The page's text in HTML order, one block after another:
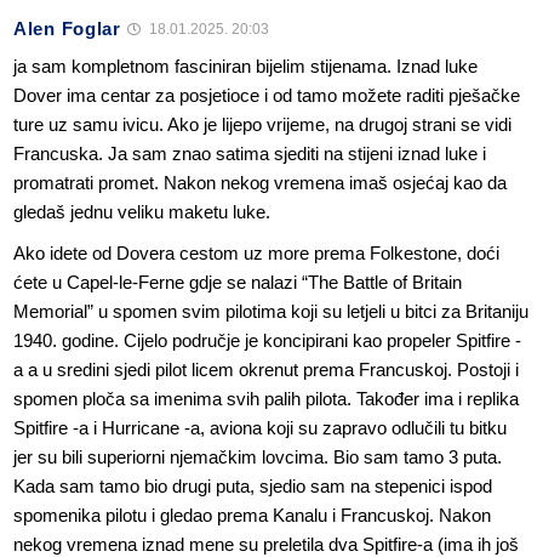
Alen Foglar 18.01.2025. 20:03
ja sam kompletnom fasciniran bijelim stijenama. Iznad luke
Dover ima centar za posjetioce i od tamo možete raditi pješačke
ture uz samu ivicu. Ako je lijepo vrijeme, na drugoj strani se vidi
Francuska. Ja sam znao satima sjediti na stijeni iznad luke i
promatrati promet. Nakon nekog vremena imaš osjećaj kao da
gledaš jednu veliku maketu luke.
Ako idete od Dovera cestom uz more prema Folkestone, doći
ćete u Capel-le-Ferne gdje se nalazi “The Battle of Britain
Memorial” u spomen svim pilotima koji su letjeli u bitci za Britaniju
1940. godine. Cijelo područje je koncipirani kao propeler Spitfire -
a a u sredini sjedi pilot licem okrenut prema Francuskoj. Postoji i
spomen ploča sa imenima svih palih pilota. Također ima i replika
Spitfire -a i Hurricane -a, aviona koji su zapravo odlučili tu bitku
jer su bili superiorni njemačkim lovcima. Bio sam tamo 3 puta.
Kada sam tamo bio drugi puta, sjedio sam na stepenici ispod
spomenika pilotu i gledao prema Kanalu i Francuskoj. Nakon
nekog vremena iznad mene su preletila dva Spitfire-a (ima ih još